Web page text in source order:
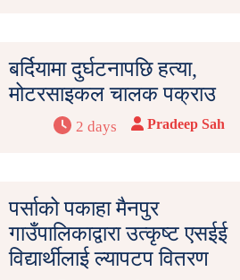
बर्दियामा दुर्घटनापछि हत्या,
मोटरसाइकल चालक पक्राउ
2 days Pradeep Sah
पर्साको पकाहा मैनपुर
गाउँपालिकाद्वारा उत्कृष्ट एसईई
विद्यार्थीलाई ल्यापटप वितरण